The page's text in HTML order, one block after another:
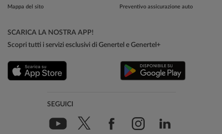
Mappa del sito Preventivo assicurazione auto
SCARICA LA NOSTRA APP!
Scopri tutti i servizi esclusivi di Genertel e Genertel+
SEGUICI